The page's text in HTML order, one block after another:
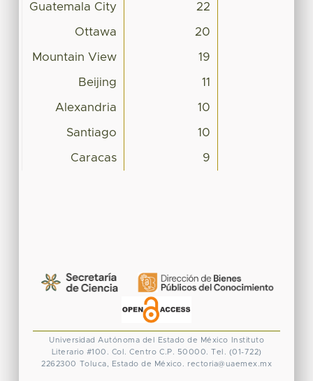
Guatemala City 22
Ottawa 20
Mountain View 19
Beijing 11
Alexandria 10
Santiago 10
Caracas 9
Universidad Autónoma del Estado de México
Instituto
Literario #100. Col. Centro C.P. 50000. Tel. (01-722)
2262300 Toluca, Estado de México. rectoria@uaemex.mx